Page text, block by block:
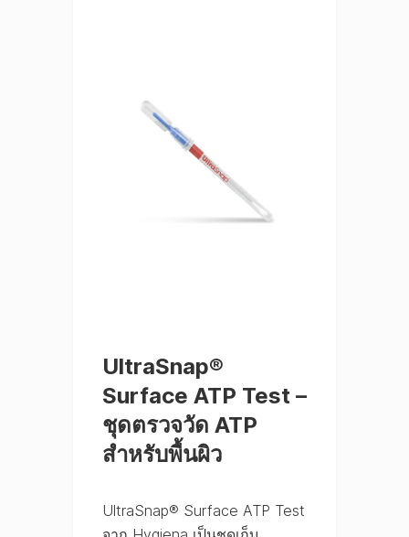
UltraSnap®
Surface ATP Test –
ชุดตรวจวัด ATP
สำหรับพื้นผิว
UltraSnap® Surface ATP Test